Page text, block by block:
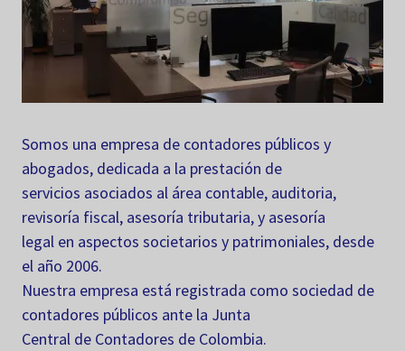
Somos una empresa de contadores públicos y
abogados, dedicada a la prestación de
servicios asociados al área contable, auditoria,
revisoría fiscal, asesoría tributaria, y asesoría
legal en aspectos societarios y patrimoniales, desde
el año 2006.
Nuestra empresa está registrada como sociedad de
contadores públicos ante la Junta
Central de Contadores de Colombia.